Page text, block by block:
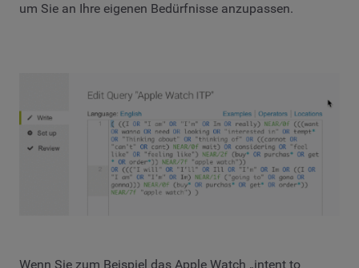
um Sie an Ihre eigenen Bedürfnisse anzupassen.
Wenn Sie zum Beispiel das Apple Watch „intent to